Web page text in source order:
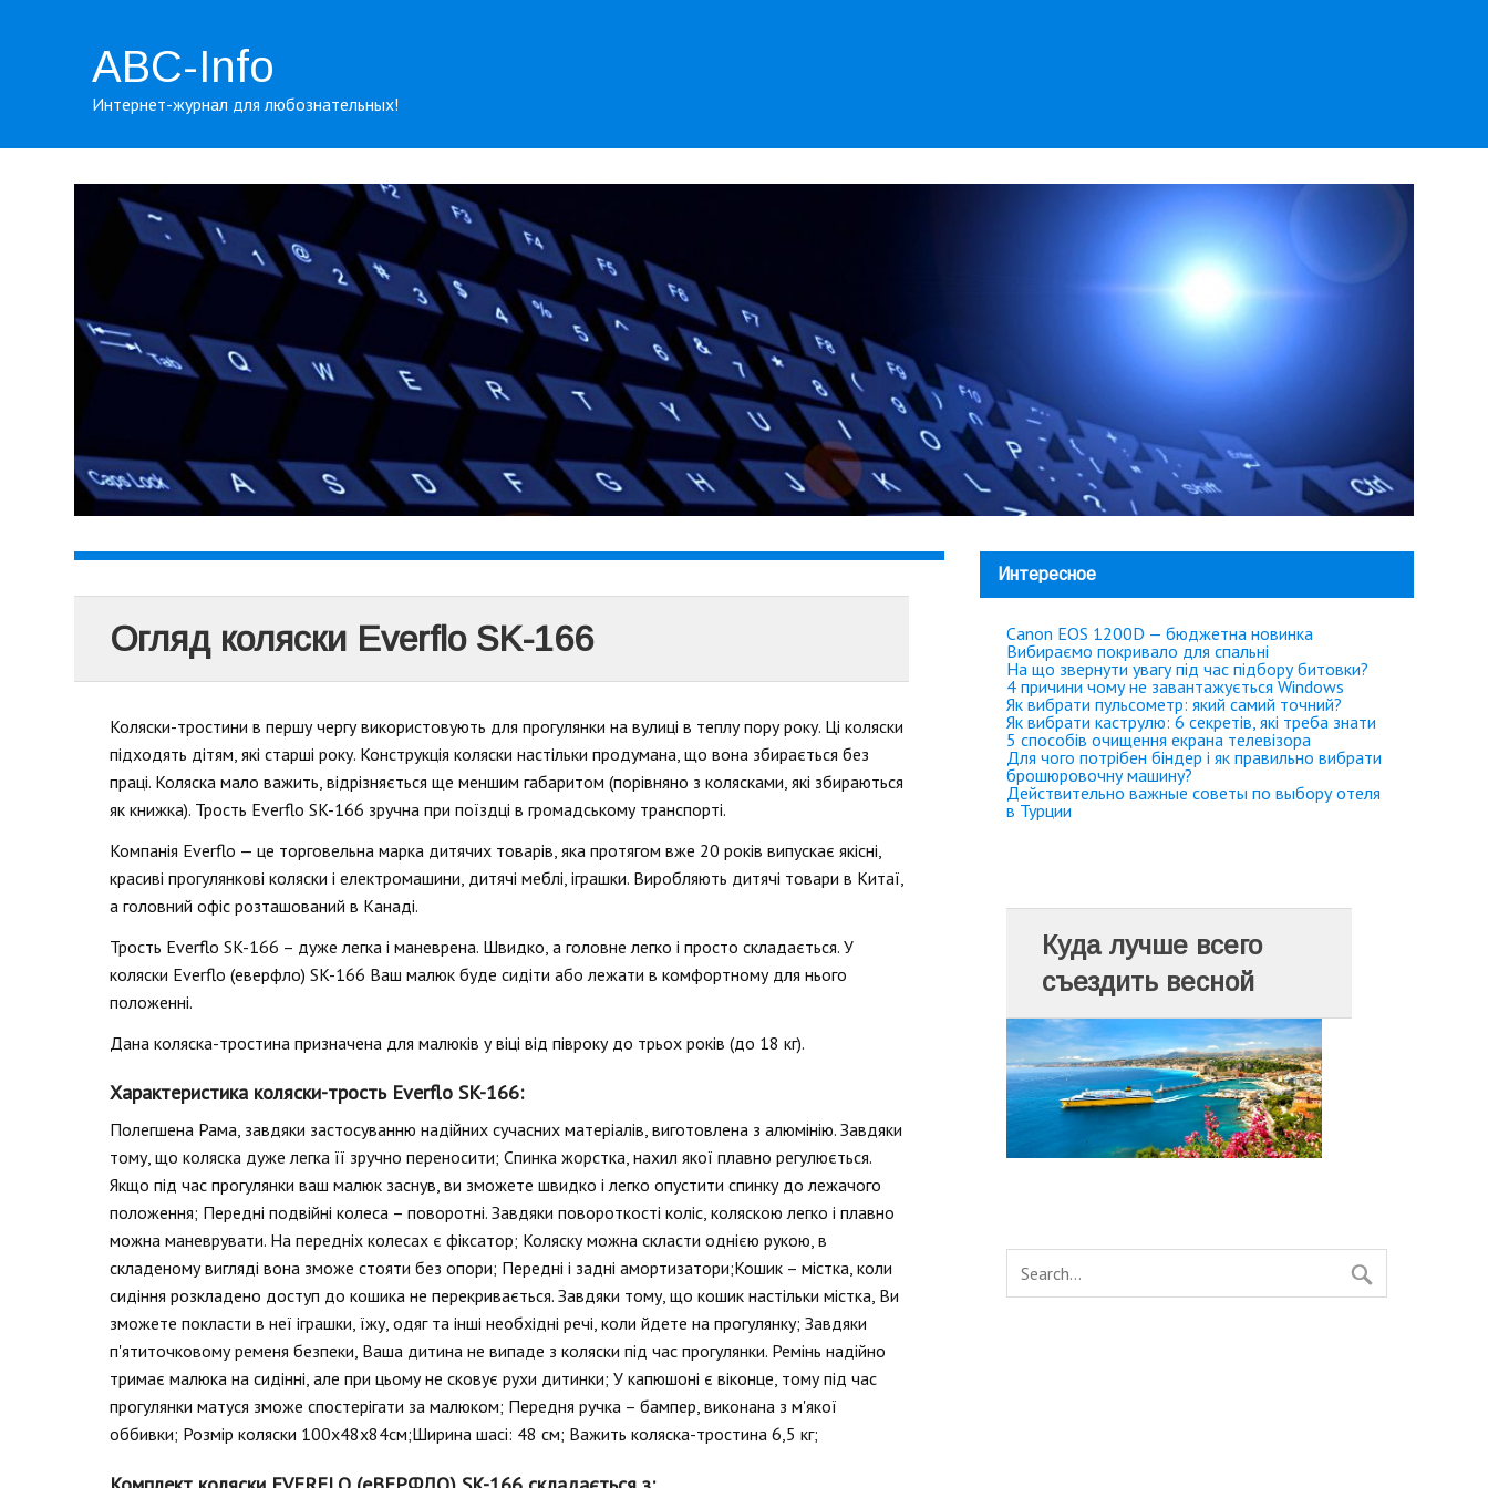
ABC-Info
Интернет-журнал для любознательных!
Огляд коляски Everflo SK-166
Коляски-тростини в першу чергу використовують для прогулянки на вулиці в теплу пору року. Ці коляски
підходять дітям, які старші року. Конструкція коляски настільки продумана, що вона збирається без
праці. Коляска мало важить, відрізняється ще меншим габаритом (порівняно з колясками, які збираються
як книжка). Трость Everflo SK-166 зручна при поїздці в громадському транспорті.
Компанія Everflo — це торговельна марка дитячих товарів, яка протягом вже 20 років випускає якісні,
красиві прогулянкові коляски і електромашини, дитячі меблі, іграшки. Виробляють дитячі товари в Китаї,
а головний офіс розташований в Канаді.
Трость Everflo SK-166 – дуже легка і маневрена. Швидко, а головне легко і просто складається. У
коляски Everflo (еверфло) SK-166 Ваш малюк буде сидіти або лежати в комфортному для нього
положенні.
Дана коляска-тростина призначена для малюків у віці від півроку до трьох років (до 18 кг).
Характеристика коляски-трость Everflo SK-166:
Полегшена Рама, завдяки застосуванню надійних сучасних матеріалів, виготовлена з алюмінію. Завдяки
тому, що коляска дуже легка її зручно переносити; Спинка жорстка, нахил якої плавно регулюється.
Якщо під час прогулянки ваш малюк заснув, ви зможете швидко і легко опустити спинку до лежачого
положення; Передні подвійні колеса – поворотні. Завдяки повороткості коліс, коляскою легко і плавно
можна маневрувати. На передніх колесах є фіксатор; Коляску можна скласти однією рукою, в
складеному вигляді вона зможе стояти без опори; Передні і задні амортизатори;Кошик – містка, коли
сидіння розкладено доступ до кошика не перекривається. Завдяки тому, що кошик настільки містка, Ви
зможете покласти в неї іграшки, їжу, одяг та інші необхідні речі, коли йдете на прогулянку; Завдяки
п'ятиточковому ременя безпеки, Ваша дитина не випаде з коляски під час прогулянки. Ремінь надійно
тримає малюка на сидінні, але при цьому не сковує рухи дитинки; У капюшоні є віконце, тому під час
прогулянки матуся зможе спостерігати за малюком; Передня ручка – бампер, виконана з м'якої
оббивки; Розмір коляски 100х48х84см;Ширина шасі: 48 см; Важить коляска-тростина 6,5 кг;
Интересное
Canon EOS 1200D — бюджетна новинка
Вибираємо покривало для спальні
На що звернути увагу під час підбору битовки?
4 причини чому не завантажується Windows
Як вибрати пульсометр: який самий точний?
Як вибрати каструлю: 6 секретів, які треба знати
5 способів очищення екрана телевізора
Для чого потрібен біндер і як правильно вибрати
брошюровочну машину?
Действительно важные советы по выбору отеля
в Турции
Куда лучше всего
съездить весной